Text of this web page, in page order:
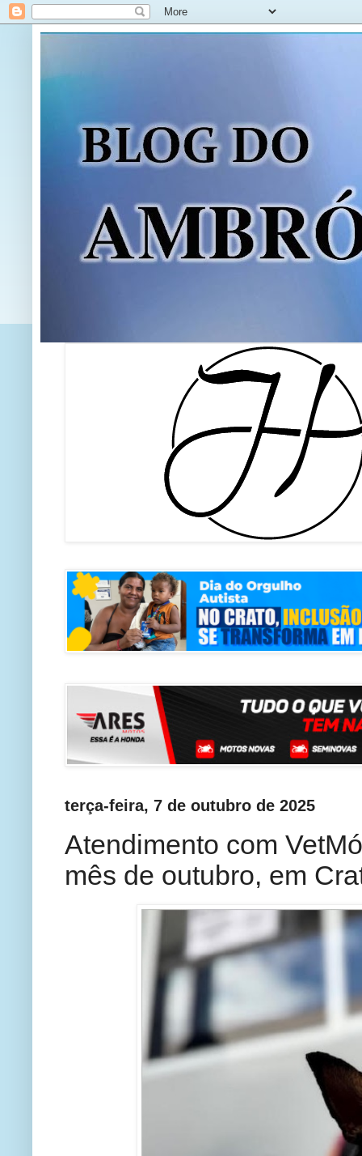
terça-feira, 7 de outubro de 2025
Atendimento com
mês de outubro, em